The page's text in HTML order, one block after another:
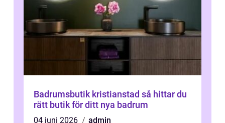
Badrumsbutik kristianstad så hittar du
rätt butik för ditt nya badrum
04 juni 2026
admin